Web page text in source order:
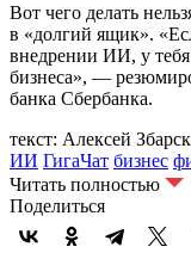
Вот чего делать
в «долгий ящик».
внедрении ИИ, у тебя
бизнеса», —
банка Сбербанка.
текст: Алексей
ИИ ГигаЧат бизнес
Читать полностью
Поделиться